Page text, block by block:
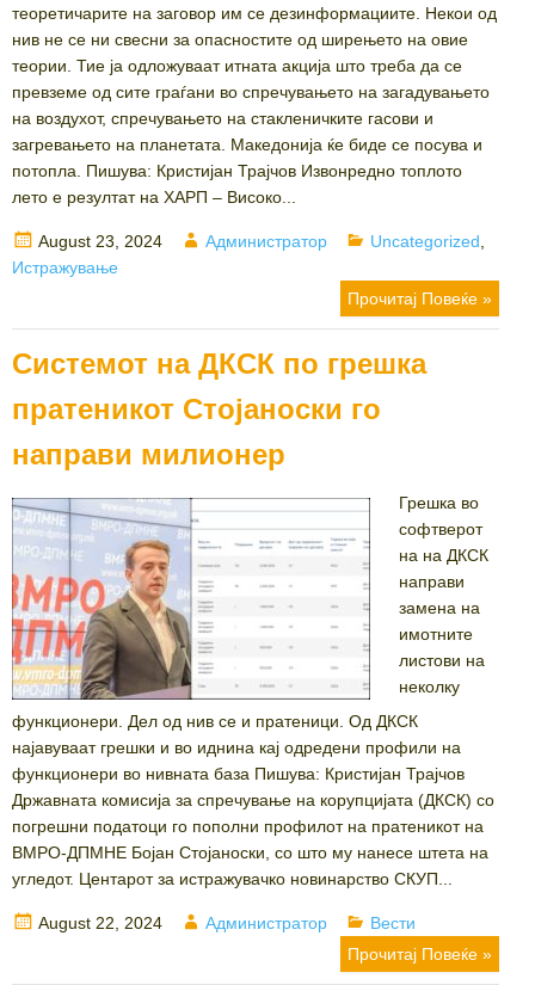
теоретичарите на заговор им се дезинформациите. Некои од
нив не се ни свесни за опасностите од ширењето на овие
теории. Тие ја одложуваат итната акција што треба да се
превземе од сите граѓани во спречувањето на загадувањето
на воздухот, спречувањето на стакленичките гасови и
загревањето на планетата. Македонија ќе биде се посува и
потопла. Пишува: Кристијан Трајчов Извонредно топлото
лето е резултат на ХАРП – Високо...
Posted
on
August 23, 2024 Author
Администратор Categories
Uncategorized
Истражување
Прочитај Повеќе »
Системот на ДКСК по грешка
пратеникот Стојаноски го
направи милионер
Грешка во
софтверот
на на ДКСК
направи
замена на
имотните
листови на
неколку
функционери. Дел од нив се и пратеници. Од ДКСК
најавуваат грешки и во иднина кај одредени профили на
функционери во нивната база Пишува: Кристијан Трајчов
Државната комисија за спречување на корупцијата (ДКСК) со
погрешни податоци го пополни профилот на пратеникот на
ВМРО-ДПМНЕ Бојан Стојаноски, со што му нанесе штета на
угледот. Центарот за истражувачко новинарство СКУП...
Posted
August 22, 2024 Author
Администратор Categories
Вести
Прочитај Повеќе »